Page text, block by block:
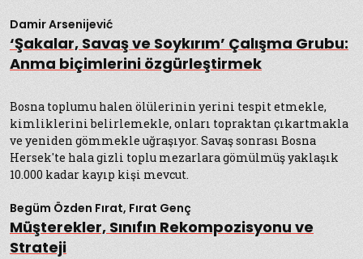
Damir Arsenijević
‘Şakalar, Savaş ve Soykırım’ Çalışma Grubu:
Anma biçimlerini özgürleştirmek
Bosna toplumu halen ölülerinin yerini tespit etmekle,
kimliklerini belirlemekle, onları topraktan çıkartmakla
ve yeniden gömmekle uğraşıyor. Savaş sonrası Bosna
Hersek'te hala gizli toplu mezarlara gömülmüş yaklaşık
10.000 kadar kayıp kişi mevcut.
Begüm Özden Fırat, Fırat Genç
Müşterekler, Sınıfın Rekompozisyonu ve
Strateji